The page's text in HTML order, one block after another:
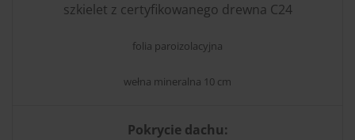
szkielet z certyfikowanego drewna C24
folia paroizolacyjna
wełna mineralna 10 cm
Pokrycie dachu: